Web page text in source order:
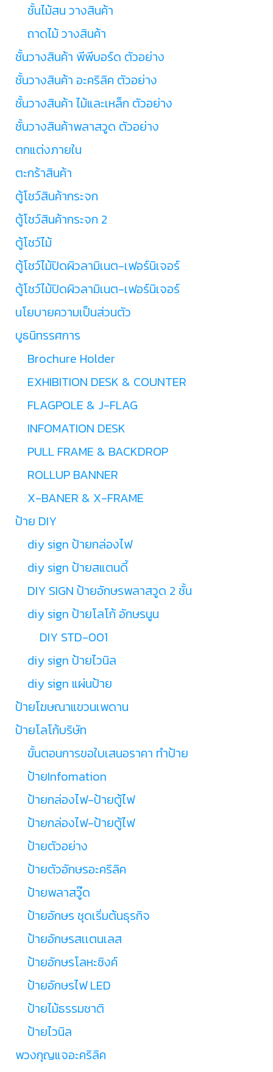
ชั้นไม้สน วางสินค้า
ถาดไม้ วางสินค้า
ชั้นวางสินค้า พีพีบอร์ด ตัวอย่าง
ชั้นวางสินค้า อะคริลิค ตัวอย่าง
ชั้นวางสินค้า ไม้และเหล็ก ตัวอย่าง
ชั้นวางสินค้าพลาสวูด ตัวอย่าง
ตกแต่งภายใน
ตะกร้าสินค้า
ตู้โชว์สินค้ากระจก
ตู้โชว์สินค้ากระจก 2
ตู้โชว์ไม้
ตู้โชว์ไม้ปิดผิวลามิเนต-เฟอร์นิเจอร์
ตู้โชว์ไม้ปิดผิวลามิเนต-เฟอร์นิเจอร์
นโยบายความเป็นส่วนตัว
บูธนิทรรศการ
Brochure Holder
EXHIBITION DESK & COUNTER
FLAGPOLE & J-FLAG
INFOMATION DESK
PULL FRAME & BACKDROP
ROLLUP BANNER
X-BANER & X-FRAME
ป้าย DIY
diy sign ป้ายกล่องไฟ
diy sign ป้ายสแตนดี้
DIY SIGN ป้ายอักษรพลาสวูด 2 ชั้น
diy sign ป้ายโลโก้ อักษรนูน
DIY STD-001
diy sign ป้ายไวนิล
diy sign แผ่นป้าย
ป้ายโฆษณาแขวนเพดาน
ป้ายโลโก้บริษัท
ขั้นตอนการขอใบเสนอราคา ทำป้าย
ป้ายInfomation
ป้ายกล่องไฟ-ป้ายตู้ไฟ
ป้ายกล่องไฟ-ป้ายตู้ไฟ
ป้ายตัวอย่าง
ป้ายตัวอักษรอะคริลิค
ป้ายพลาสวู๊ด
ป้ายอักษร ชุดเริ่มต้นธุรกิจ
ป้ายอักษรสเเตนเลส
ป้ายอักษรโลหะซิงค์
ป้ายอักษรไฟ LED
ป้ายไม้ธรรมชาติ
ป้ายไวนิล
พวงกุญแจอะคริลิค